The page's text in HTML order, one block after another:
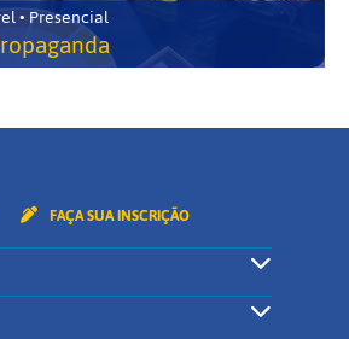
• Presencial
FAÇA SUA INSCRIÇÃO